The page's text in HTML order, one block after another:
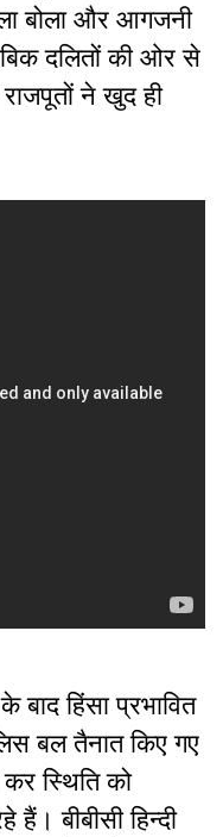
बोला और आगजनी
दलितों की ओर से
राजपूतों ने खुद ही
बाद हिंसा प्रभावित
बल तैनात किए गए
स्थिति को
बीबीसी हिन्दी